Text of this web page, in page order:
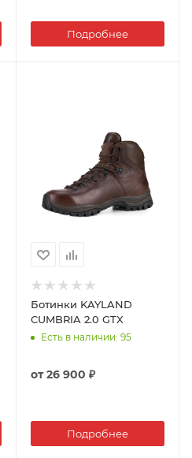
Подробнее
Ботинки KAYLAND
CUMBRIA 2.0 GTX
Есть в наличии: 95
от26 900 ₽
Подробнее